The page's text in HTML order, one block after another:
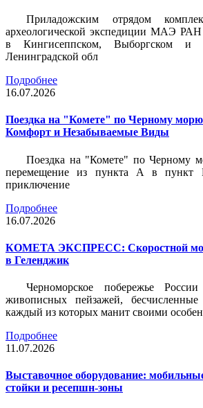
Приладожским отрядом
археологической экспедиции МАЭ РАН
в Кингисеппском, Выборгском и
Ленинградской обл
Подробнее
16.07.2026
Поездка на "Комете" по Черному
Комфорт и Незабываемые Виды
Поездка на "Комете" по Черному
перемещение из пункта А в пункт
приключение
Подробнее
16.07.2026
КОМЕТА ЭКСПРЕСС: Скоростной
в Геленджик
Черноморское побережье
живописных пейзажей,
каждый из которых манит своими
Подробнее
11.07.2026
Выставочное оборудование:
стойки и ресепшн-зоны